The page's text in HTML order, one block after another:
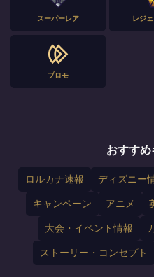
スーパーレア レジ
プロモ
おすす
ロルカナ速報 ディズニー
キャンペーン アニメ
大会・イベント情報
ストーリー・コンセプト